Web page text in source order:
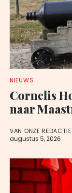
NIEUWS
Cornelis
naar
VAN ONZE REDACTIE
augustus 5, 2026